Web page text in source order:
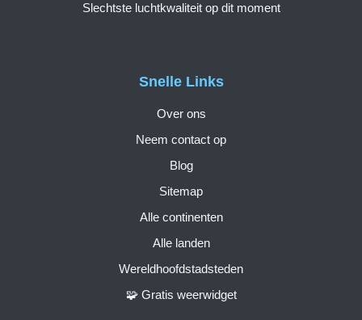
Snelle Links
Over ons
Neem contact op
Blog
Sitemap
Alle continenten
Alle landen
Wereldhoofdstadsteden
🧩 Gratis weerwidget
Slechtste luchtkwaliteit op dit moment